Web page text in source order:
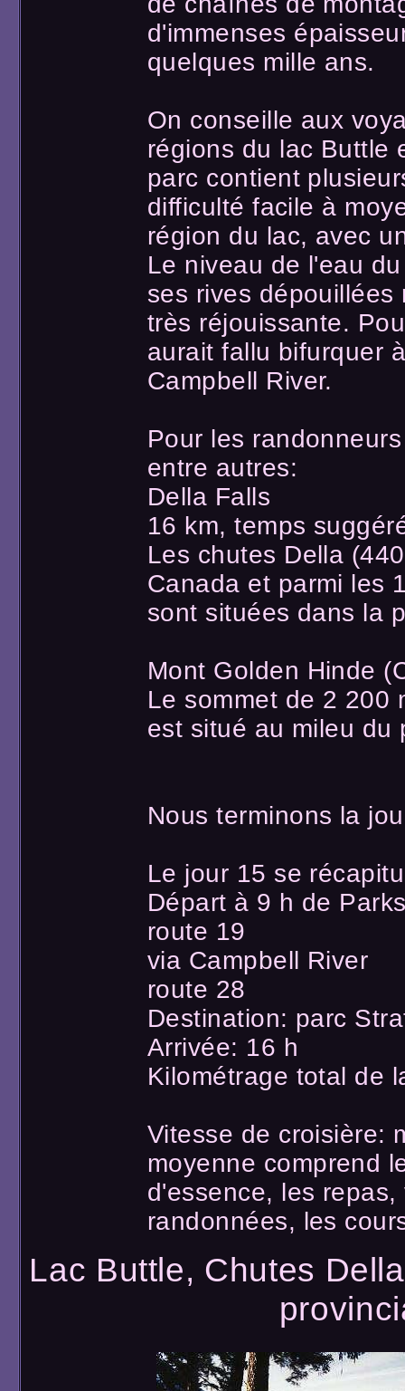
d'immenses
quelques mille ans.
On conseille aux
régions du lac Buttle
parc contient
difficulté facile à
région du lac, avec
Le niveau de l'eau
ses rives
très réjouissante.
aurait fallu bifurquer
Campbell River.
Pour les
entre autres:
Della Falls
16 km, temps
Les chutes Della
Canada et parmi les
sont situées dans la
Mont Golden Hinde
Le sommet de 2 200
est situé au mileu du
Nous terminons la
Le jour 15 se
Départ à 9 h de
route 19
via Campbell River
route 28
Destination: parc
Arrivée: 16 h
Kilométrage total de
Vitesse de croisière:
moyenne comprend
d'essence, les
randonnées, les
Lac Buttle, Chutes